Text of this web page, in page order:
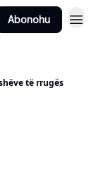
Abonohu
të rrugës